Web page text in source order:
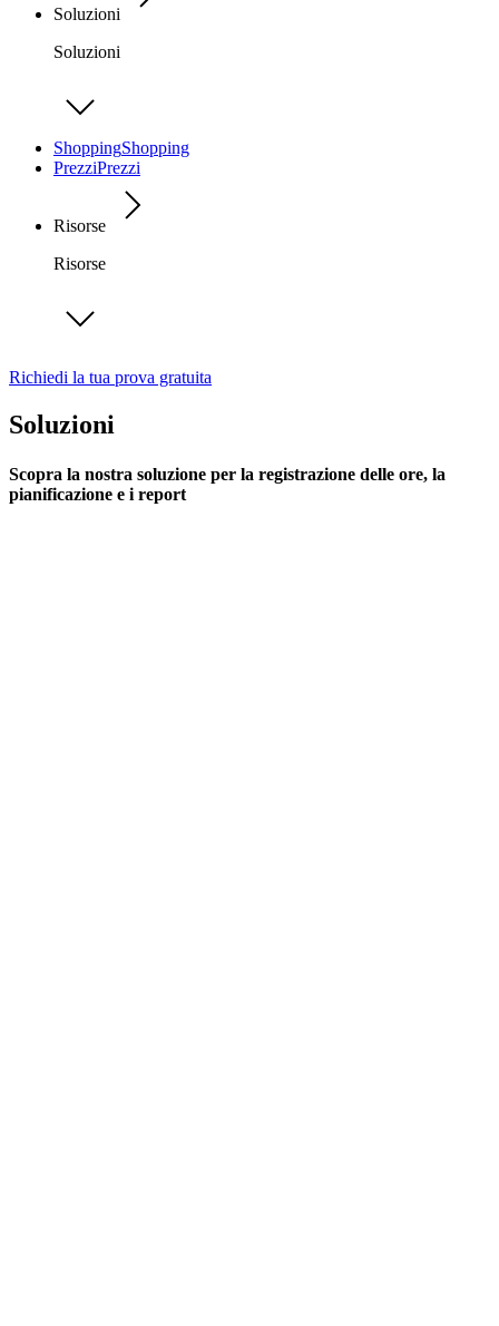
Soluzioni
Soluzioni
ShoppingShopping
PrezziPrezzi
Risorse
Risorse
Richiedi la tua prova gratuita
Soluzioni
Scopra la nostra soluzione per la registrazione delle ore, la
pianificazione e i report